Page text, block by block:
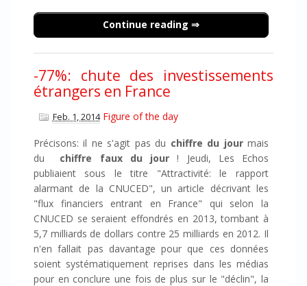
Continue reading
-77%: chute des investissements
étrangers en France
Feb. 1, 2014 Figure of the day
Précisons: il ne s'agit pas du chiffre du jourmais
du chiffre faux du jour ! Jeudi, Les Echos
publiaient sous le titre "Attractivité: le rapport
alarmant de la CNUCED", un article décrivant les
"flux financiers entrant en France" qui selon la
CNUCED se seraient effondrés en 2013, tombant à
5,7 milliards de dollars contre 25 milliards en 2012. Il
n'en fallait pas davantage pour que ces données
soient systématiquement reprises dans les médias
pour en conclure une fois de plus sur le "déclin", la